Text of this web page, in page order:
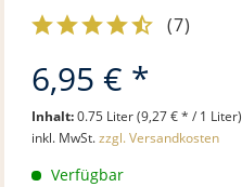
(7)
6,95 € *
Inhalt:0.75 Liter (9,27 € * / 1 Liter)
inkl. MwSt.zzgl. Versandkosten
Verfügbar